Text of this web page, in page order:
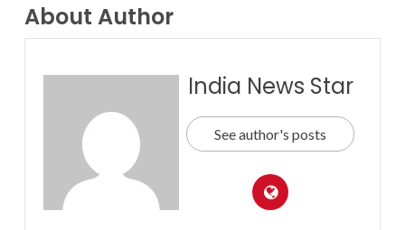
About Author
India News Star
See author's posts